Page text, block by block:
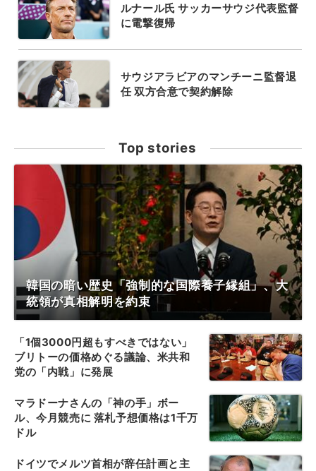
ルナール氏 サッカーサウジ代表監督
に電撃復帰
サウジアラビアのマンチーニ監督退
任 双方合意で契約解除
Top stories
韓国の暗い歴史「強制的な国際養子縁組」、大
統領が真相解明を約束
「1個3000円超もすべきではない」
ブリトーの価格めぐる議論、米共和
党の「内戦」に発展
マラドーナさんの「神の手」ボー
ル、今月競売に 落札予想価格は1千万
ドル
ドイツでメルツ首相が辞任計画と主